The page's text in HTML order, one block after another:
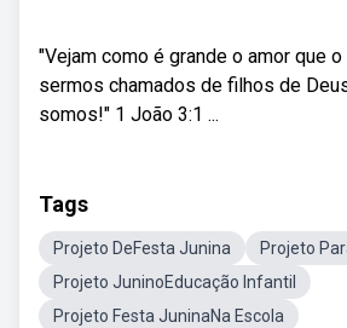
"Vejam como é grande o amor que
sermos chamados de filhos de
somos!" 1 João 3:1 ...
Tags
Projeto DeFesta Junina
Projeto
Projeto JuninoEducação Infantil
Projeto Festa JuninaNa Escola